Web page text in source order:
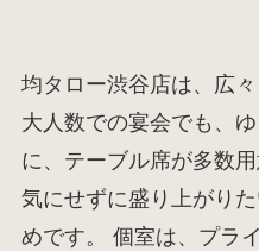
均タロー渋谷店は、広
大人数での宴会でも、
に、テーブル席が多数
気にせずに盛り上がり
めです。 個室は、プラ